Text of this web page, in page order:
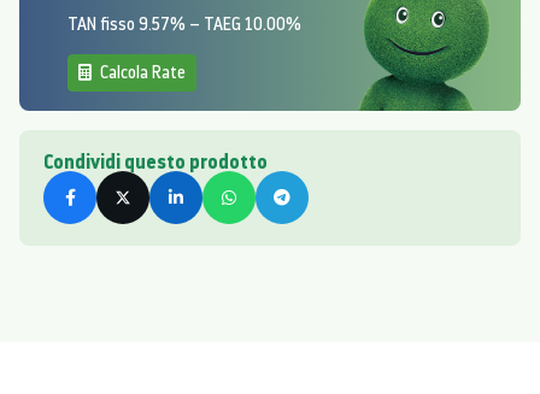
TAN fisso 9.57% – TAEG 10.00%
Calcola Rate
Condividi questo prodotto